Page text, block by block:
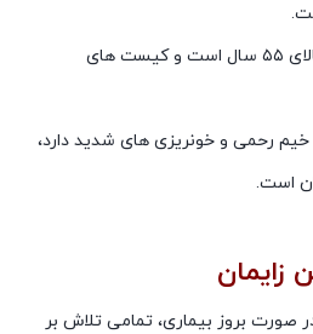
همچنین وقتی سن بیماری بالای ۵۵ سال است و کیست های
رحمی و خونریزی های شدید دارد،
است.
زایمان
صورت بروز بیماری، تمامی تلاش بر